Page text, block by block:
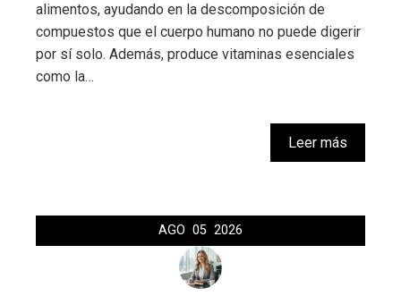
alimentos, ayudando en la descomposición de
compuestos que el cuerpo humano no puede digerir
por sí solo. Además, produce vitaminas esenciales
como la…
Leer más
AGO 05 2026